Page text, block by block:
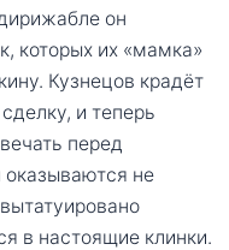
он
которых их «мамка»
Кузнецов крадёт
и теперь
перед
не
в настоящие клинки.